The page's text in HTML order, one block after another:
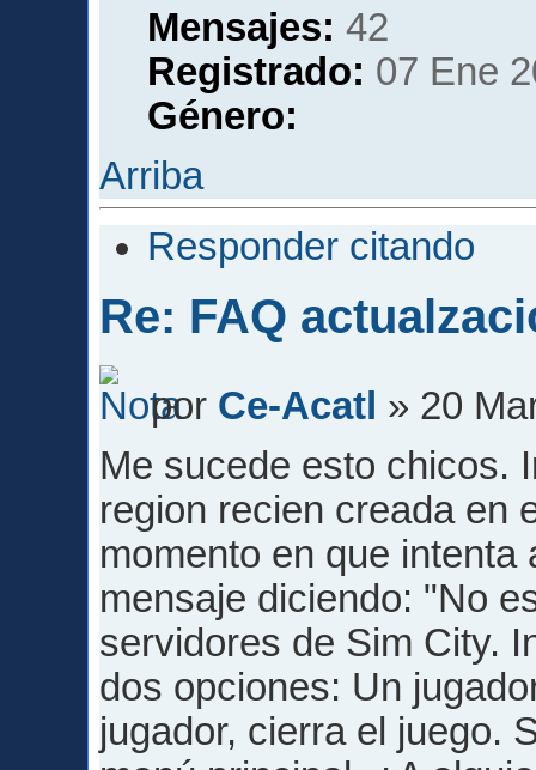
Mensajes: 42
Registrado: 07 Ene
Género:
Arriba
Responder citando
Re: FAQ
por Ce-Acatl » 20
Me sucede esto chicos.
region recien creada en
momento en que
mensaje diciendo: "No
servidores de Sim City.
dos opciones: Un
jugador, cierra el juego.